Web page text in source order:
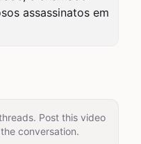
assassinatos em
Post this video
conversation.